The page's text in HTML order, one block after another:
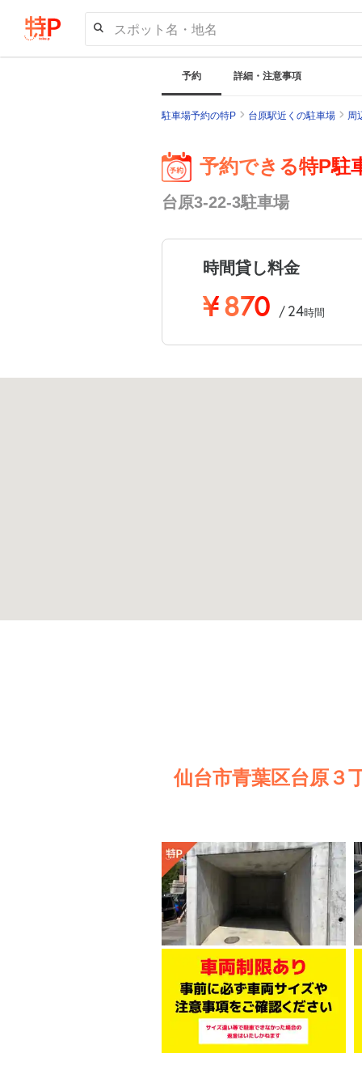
スポット名・地名
予約 詳細・注意事項
駐車場予約の特P 台原駅近くの駐車場 周
予約できる特P駐
台原3-22-3駐車場
時間貸し料金
¥870 / 24時間
仙台市青葉区台原３